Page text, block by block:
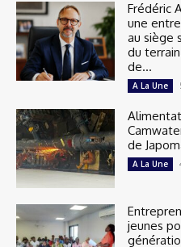
Frédéric
une
au siège
du
de...
A La Une
de
A La Une
jeunes